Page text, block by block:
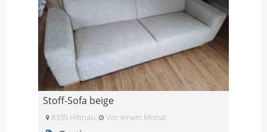
Stoff-Sofa beige
8335 Hittnau Vor einem Monat